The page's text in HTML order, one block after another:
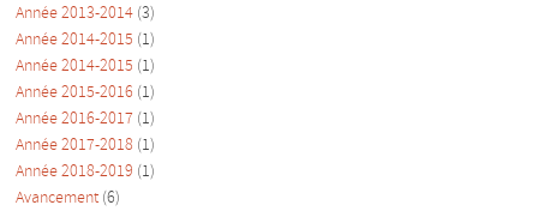
Année 2013-2014 (3)
Année 2014-2015 (1)
Année 2014-2015 (1)
Année 2015-2016 (1)
Année 2016-2017 (1)
Année 2017-2018 (1)
Année 2018-2019 (1)
Avancement (6)